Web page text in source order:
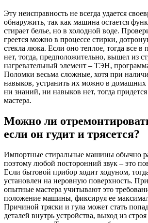
Эту неисправность не всегда удается
обнаружить, так как машина остается
стирает белье, но в холодной воде.
греется можно в процессе стирки,
стекла люка. Если оно теплое, тогда все в
нет, тогда, предположительно, вышел из
нагревательный элемент – ТЭН,
Поломки весьма сложные, хотя при
навыков, устранить их можно в домашних
ни знаний, ни навыков нет, тогда
мастера.
Можно ли
если он гудит и трясется?
Импортные стиральные машины обычно
поэтому любой посторонний звук – это
Если бытовой прибор ходит ходуном,
установлен на неровную поверхность.
опытные мастера учитывают это
положение машины, фиксируя ее
Причиной тряски и гула может стать
деталей внутрь устройства, выход из